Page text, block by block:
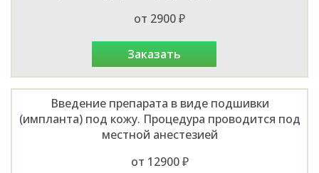
от 2900 ₽
заказать
Введение препарата в виде подшивки
(импланта) под кожу. Процедура проводится под
местной анестезией
от 12900 ₽